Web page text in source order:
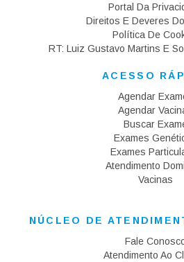
Portal Da
Direitos E Deveres
Política De
RT: Luiz Gustavo Martins E
ACESSO
Agendar
Agendar
Buscar
Exames
Exames
Atendimento
Vacinas
NÚCLEO DE
Fale
Atendimento Ao